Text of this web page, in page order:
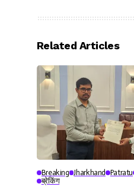
Related Articles
Breaking Jharkhand Patratu
ब्रेकिंग